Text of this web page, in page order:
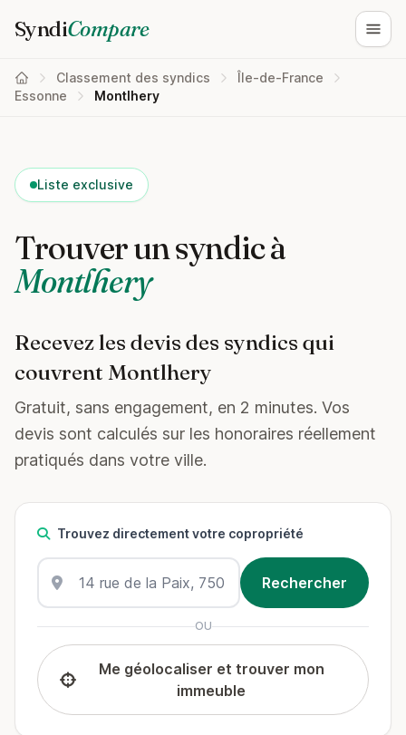
SyndiCompare
Classement des syndics
Île-de-France
Essonne
Montlhery
Liste exclusive
Trouver un syndic à
Montlhery
Recevez les devis des syndics qui
couvrent Montlhery
Gratuit, sans engagement, en 2 minutes. Vos
devis sont calculés sur les honoraires réellement
pratiqués dans votre ville.
Trouvez directement votre copropriété
OU
Me géolocaliser et trouver mon
immeuble